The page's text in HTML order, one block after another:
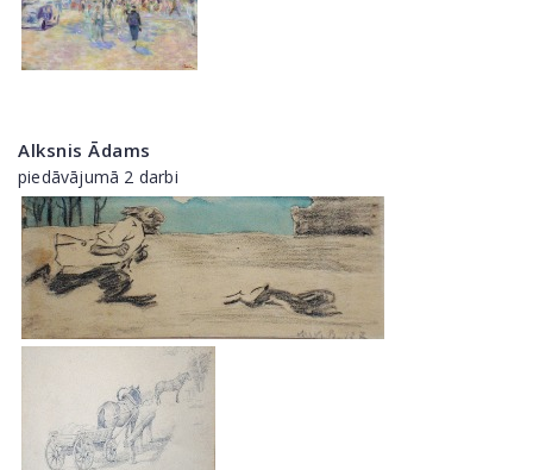
Alksnis Ādams
piedāvājumā 2 darbi